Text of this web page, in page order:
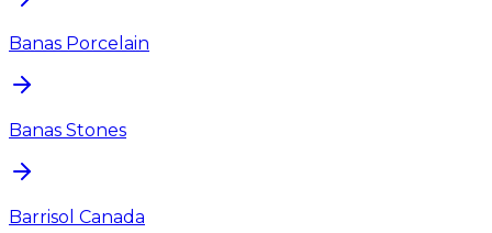
Banas Porcelain
Banas Stones
Barrisol Canada